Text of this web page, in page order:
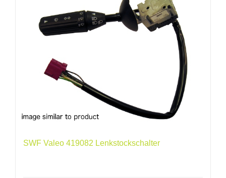
SWF Valeo 419082 Lenkstockschalter